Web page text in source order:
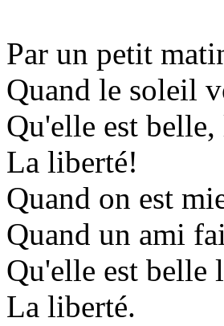
Par un petit
Quand le soleil
Qu'elle est
La liberté!
Quand on est
Quand un ami
Qu'elle est belle
La liberté.